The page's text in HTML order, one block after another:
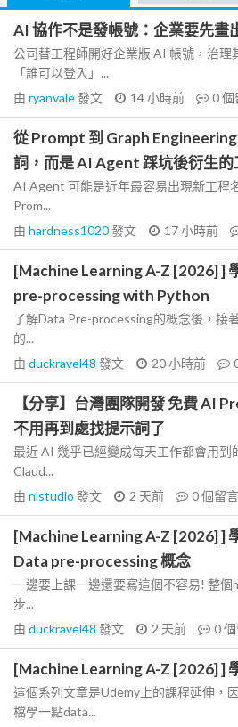
AI 協作不是發帳號：企業要先畫
公司替工程師開好企業版 AI 帳號，治理
「誰可以登入」...
由 ryanvale發文 14 小時前 0個
從 Prompt 到 Graph
詞，而是 AI Agent 踩坑後衍生的
AI Agent 可能是近年最容易出現新工程
Prom...
由 hardness1020發文 17 小時前
[Machine Learning A-Z [2026] ]
pre-processing with Python
了解Data Pre-processing的概念後，接
的...
由 duckravel48 發文 20 小時前
【分享】台灣團隊開發 免費 AI
不用再到處找提示詞了
最近 AI 幾乎已經變成每天工作都會用到
Claud...
由 nlstudio 發文 2 天前 0個留言
[Machine Learning A-Z [2026] ]
Data pre-processing 概念
一邊要上課一邊還要寫這個不容易! 整個
步...
由 duckravel48 發文 2 天前 0
[Machine Learning A-Z [2026] ]
這個系列文章是Udemy上的課程延伸，
檔學一點data...